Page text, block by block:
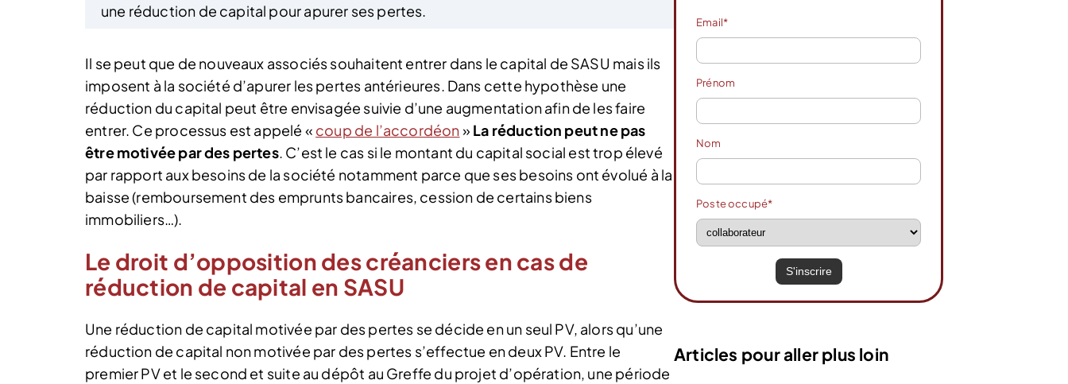
une réduction de capital pour apurer ses pertes.
Il se peut que de nouveaux associés souhaitent entrer dans le capital de SASU mais ils
imposent à la société d’apurer les pertes antérieures. Dans cette hypothèse une
réduction du capital peut être envisagée suivie d’une augmentation afin de les faire
entrer. Ce processus est appelé « coup de l’accordéon» La réduction peut ne pas
être motivée par des pertes. C’est le cas si le montant du capital social est trop élevé
par rapport aux besoins de la société notamment parce que ses besoins ont évolué à la
baisse (remboursement des emprunts bancaires, cession de certains biens
immobiliers…).
Le droit d’opposition des créanciers en cas de
réduction de capital en SASU
Une réduction de capital motivée par des pertes se décide en un seul PV, alors qu’une
réduction de capital non motivée par des pertes s’effectue en deux PV. Entre le
premier PV et le second et suite au dépôt au Greffe du projet d’opération, une période
Email*
Prénom
Nom
Poste occupé*
Articles pour aller plus loin